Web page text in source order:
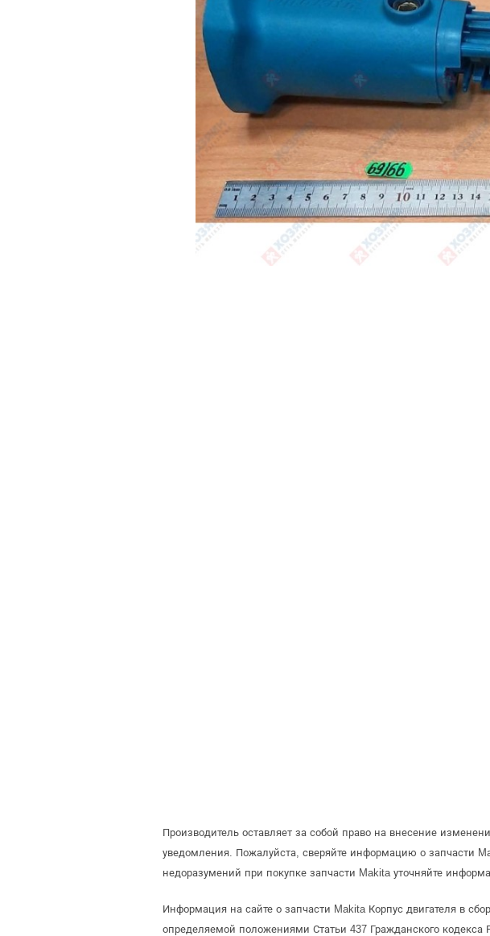
Производитель оставляет за собой право на внесение
уведомления. Пожалуйста, сверяйте информацию о запчасти
недоразумений при покупке запчасти Makita уточняйте
Информация на сайте о запчасти Makita Корпус двигателя в
определяемой положениями Статьи 437 Гражданского